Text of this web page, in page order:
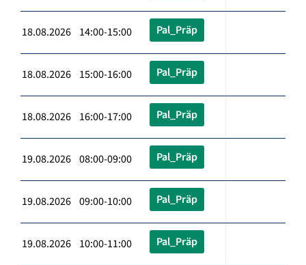
18.08.2026 14:00-15:00 Pal_Präp
18.08.2026 15:00-16:00 Pal_Präp
18.08.2026 16:00-17:00 Pal_Präp
19.08.2026 08:00-09:00 Pal_Präp
19.08.2026 09:00-10:00 Pal_Präp
19.08.2026 10:00-11:00 Pal_Präp